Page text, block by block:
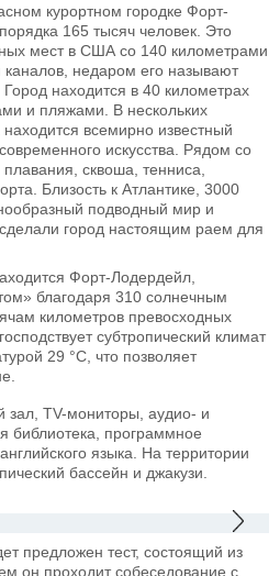
курортном городке Форт-
165 тысяч человек. Это
мест в США со 140 километрами
недаром его называют
находится в 40 километрах
и пляжами. В нескольких
всемирно известный
искусства. Рядом со
сквоша, тенниса,
Близость к Атлантике, 3000
подводный мир и
город настоящим раем для
Форт-Лодердейл,
благодаря 310 солнечным
километров превосходных
субтропический климат
29 °С, что позволяет
зал, TV-мониторы, аудио- и
библиотека, программное
языка. На территории
бассейн и джакузи.
предложен тест, состоящий из
он проходит собеседование с